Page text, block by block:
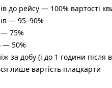
до рейсу — 100% вартості
— 95–90%
— 75%
— 50%
за добу (і до 1 години після
лише вартість плацкарти